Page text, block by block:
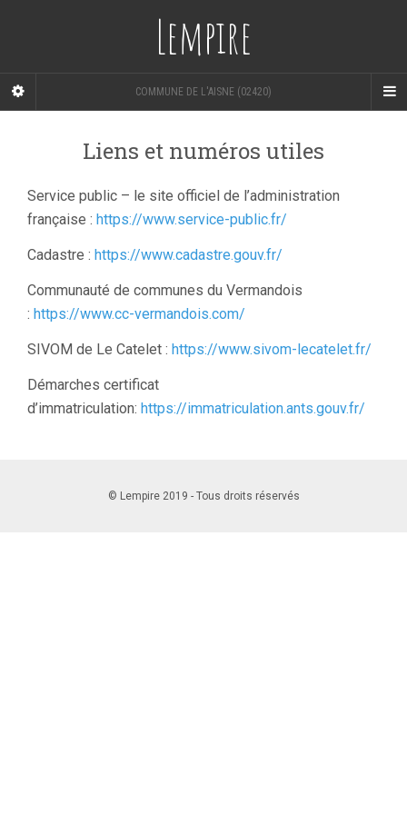
Lempire
COMMUNE DE L'AISNE (02420)
Liens et numéros utiles
Service public – le site officiel de l’administration
française : https://www.service-public.fr/
Cadastre : https://www.cadastre.gouv.fr/
Communauté de communes du Vermandois
: https://www.cc-vermandois.com/
SIVOM de Le Catelet : https://www.sivom-lecatelet.fr/
Démarches certificat
d’immatriculation: https://immatriculation.ants.gouv.fr/
© Lempire 2019 - Tous droits réservés